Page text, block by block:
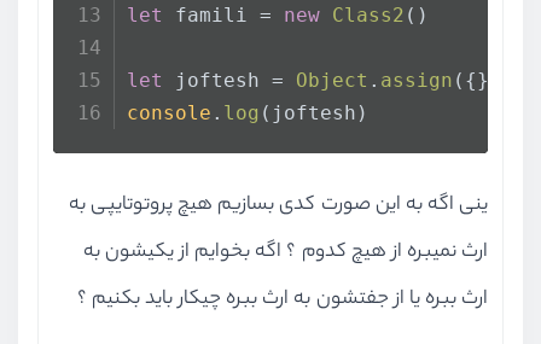
let
famili = new Class2 ()
let joftesh = Object . assign
console . log (joftesh)
ینی اگه به این صورت کدی بسازیم هیچ پروتوتایپی به
ارث نمیبره از هیچ کدوم ؟ اگه بخوایم از یکیشون به
ارث ببره یا از جفتشون به ارث ببره چیکار باید بکنیم ؟